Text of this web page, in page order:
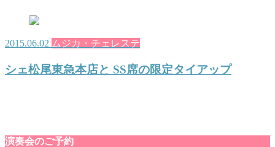
2015.06.02 ムジカ・チェレステ
シェ松尾東急本店と SS席の限定タイアップ
演奏会のご予約